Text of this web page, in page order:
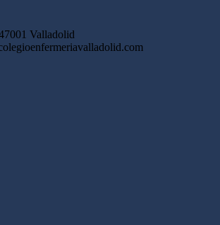
Valladolid